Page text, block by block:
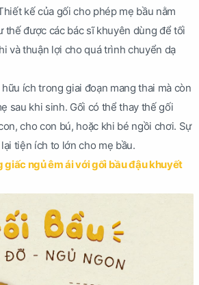
kế của gối cho phép mẹ bầu nằm
thế được các bác sĩ khuyên dùng để tối
và thuận lợi cho quá trình chuyển dạ
ích trong giai đoạn mang thai mà còn
sau khi sinh. Gối có thể thay thế gối
cho con bú, hoặc khi bé ngồi chơi. Sự
tiện ích to lớn cho mẹ bầu.
giấc ngủ êm ái với gối bầu đậu khuyết